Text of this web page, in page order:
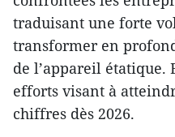
traduisant une forte
transformer en
de l’appareil étatique.
efforts visant à
chiffres dès 2026.